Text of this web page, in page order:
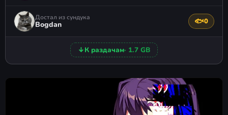
Достал из сундука
Bogdan 🐟0
↓К раздачам· 1.7 GB